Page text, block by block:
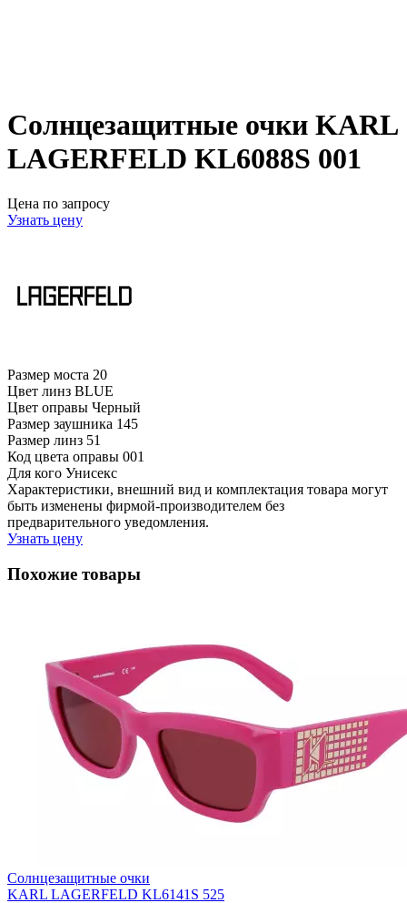
Солнцезащитные очки KARL
LAGERFELD KL6088S 001
Цена по запросу
Узнать цену
Размер моста 20
Цвет линз BLUE
Цвет оправы Черный
Размер заушника 145
Размер линз 51
Код цвета оправы 001
Для кого Унисекс
Характеристики, внешний вид и комплектация товара могут
быть изменены фирмой-производителем без
предварительного уведомления.
Узнать цену
Похожие товары
Солнцезащитные очки
KARL LAGERFELD KL6141S 525